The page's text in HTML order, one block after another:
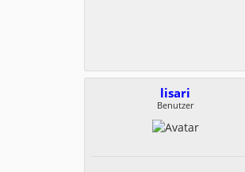
lisari
Benutzer